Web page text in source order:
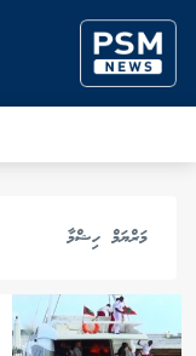
މަރްޔަމް ހިޝްމާ